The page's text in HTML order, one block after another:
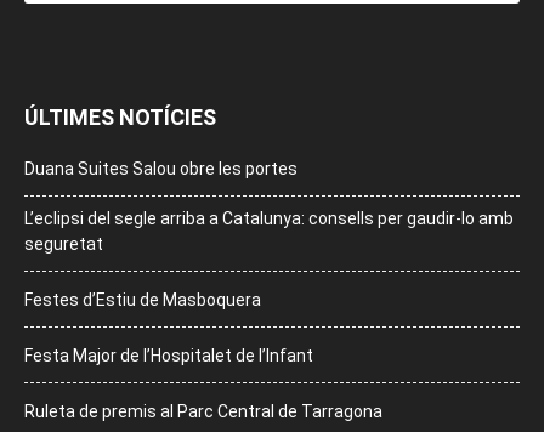
ÚLTIMES NOTÍCIES
Duana Suites Salou obre les portes
L’eclipsi del segle arriba a Catalunya: consells per gaudir-lo amb
seguretat
Festes d’Estiu de Masboquera
Festa Major de l’Hospitalet de l’Infant
Ruleta de premis al Parc Central de Tarragona